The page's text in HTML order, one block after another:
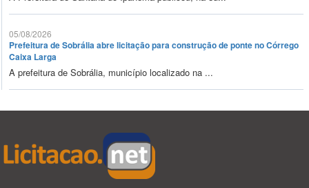
05/08/2026
Prefeitura de Sobrália abre licitação para construção de ponte no Córrego
Caixa Larga
A prefeitura de Sobrália, município localizado na ...